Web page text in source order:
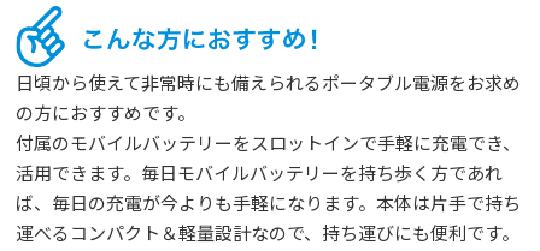
日頃から使えて非常時にも備えられるポータブル電源をお求め
の方におすすめです。
付属のモバイルバッテリーをスロットインで手軽に充電でき、
活用できます。毎日モバイルバッテリーを持ち歩く方であれ
ば、毎日の充電が今よりも手軽になります。本体は片手で持ち
運べるコンパクト＆軽量設計なので、持ち運びにも便利です。